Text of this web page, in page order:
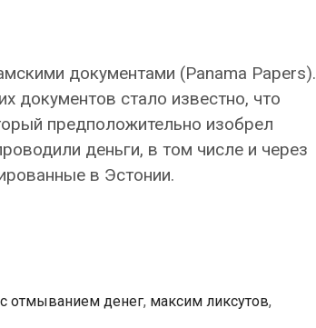
документами (Panama Papers).
документов стало известно, что
предположительно изобрел
деньги, в том числе и через
в Эстонии.
отмыванием денег, максим ликсутов,